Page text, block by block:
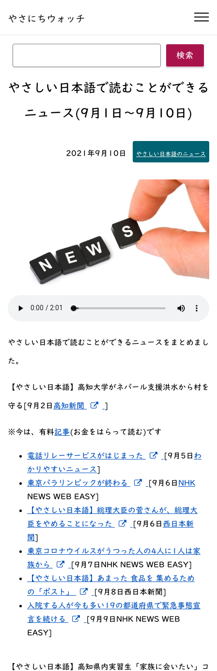
やさにちウォッチ ナ
検索
やさしい日本語で読むことができる
ニュース(9月1日〜9月10日)
2021年9月10日 やさしい日本語のニュース
やさしい日本語で読むことができるニュースをまとめまし
た。
【やさしい日本語】高知大学がネパール支援洪水から村を
守る[9月2日 高知新聞 新しいウィンドウでリンクを開
]
※今は、有料記事(お金をはらって読む)です
電話リレーサービスがはじまった 新しいウィン
[9月5日 わ
かりやすいニュース ]
東京パラリンピックが終わる
新しいウィンドウ
[9月6日 NHK
NEWS WEB EASY]
【やさしい日本語】総理大臣の菅さんが、総理大
臣をやめることになった
新しいウィンドウでリ
[9月6日 西日本新
聞 ]
東京コロナウイルスがうつった人の4人に1人は家
族から
新しいウィンドウでリンクを開く
[9月7日NHK NEWS WEB EASY]
【やさしい日本語】あまった 食品を 集めるため
の「ポスト」
新しいウィンドウでリンクを開く
[9月8日西日本新聞]
入院する人が今も多い19の都道府県で緊急事態宣
言を続ける
新しいウィンドウでリンクを開く
[9月9日NHK NEWS WEB
EASY]
【やさしい日本語】高知県内実習生「家族に会いたい」コ